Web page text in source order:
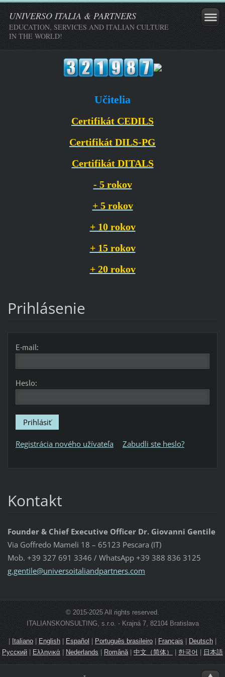
UNIVERSO ITALIA & PARTNERS
EDUCATION, SERVICES AND ITALIAN CULTURE
IN THE WORLD!
Učitelia
Certifikát CEDILS
Certifikát DILS-PG
Certifikát DITALS
- 5 rokov
+ 5 rokov
+ 10 rokov
+ 15 rokov
+ 20 rokov
Prihlásenie
E-mail:
Heslo:
Registrácia nového užívateľa Zabudli ste heslo?
Kontakt
Founder & Chief Executive Officer Dr. Giovanni Gentile
Via Goffredo Mameli 18 – 65123 Pescara (IT)
Mob. +39 327 691 3346 / WhatsApp +39 388 836 3125
g.gentile@universoitaliandpartners.com
© 2015-2025 All rights reserved.
ITALIANSKONSULTING, s.r.o. - Krajná 7, 82104 Bratislava
| Italiano | English | Español| Português brasileiro| Français | Deutsch |
Русский | Ελληνικά | Nederlands | Română | 中文（简体） | 한국어 | 日本語